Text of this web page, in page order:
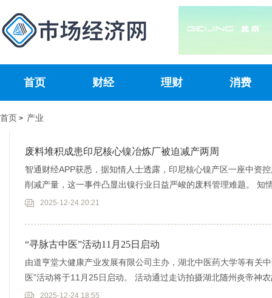
首页 财经 理财 消费
首页 > 产业
废料堆积成患印尼核心镍冶炼厂被迫减产两周
智通财经APP获悉，据知情人士透露，印尼核心镍产区一座中资
削减产量，这一事件凸显出镍行业日益严峻的废料管理难题。 知
司的减2025-12-24 20:21
“寻脉古中医”活动11月25日启动
由道亨堂大健康产业发展有限公司主办，湖北中医药大学等有关
医”活动将于11月25日启动。 活动通过走访拍摄湖北随州炎帝神
郑黄帝2025-12-24 18:55